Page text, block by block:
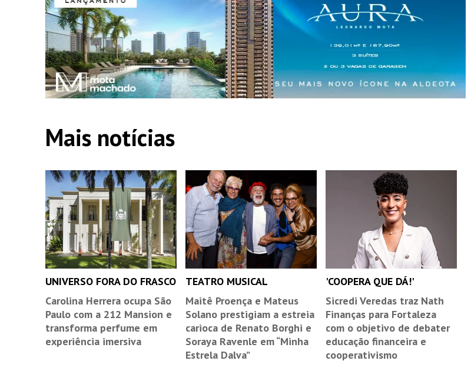
Mais notícias
UNIVERSO FORA DO FRASCO
Carolina Herrera ocupa São
Paulo com a 212 Mansion e
transforma perfume em
experiência imersiva
TEATRO MUSICAL
Maitê Proença e Mateus
Solano prestigiam a estreia
carioca de Renato Borghi e
Soraya Ravenle em “Minha
Estrela Dalva”
'COOPERA QUE DÁ!'
Sicredi Veredas traz Nath
Finanças para Fortaleza
com o objetivo de debater
educação financeira e
cooperativismo